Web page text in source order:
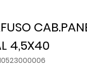
4,5X40